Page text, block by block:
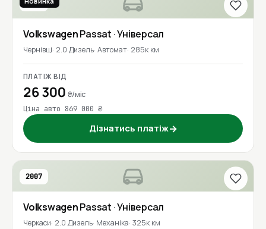
2019
VolkswagenPassat · Універсал
Чернівці 2.0 Дизель Автомат 285к км
ПЛАТІЖ ВІД
26 300 ₴/міс
Ціна авто 869 000 ₴
Дізнатись платіж→
2007
VolkswagenPassat · Універсал
Черкаси 2.0 Дизель Механіка 325к км